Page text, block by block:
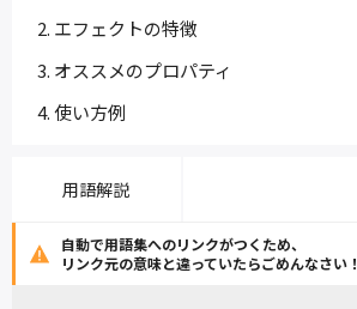
エフェクトの特徴
オススメのプロパティ
使い方例
用語解説
自動で用語集へのリンクがつくため、
リンク元の意味と違っていたらごめんなさい！